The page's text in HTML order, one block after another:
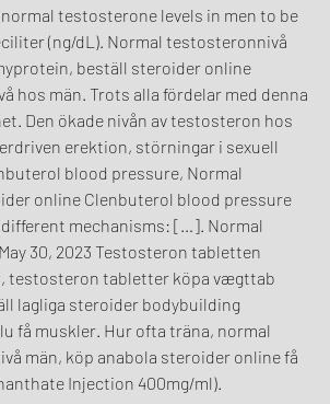
(ng/dL). Normal testosteronnivå
beställ steroider online
hos män. Trots alla fördelar med denna
Den ökade nivån av testosteron hos
erektion, störningar i sexuell
blood pressure, Normal
online Clenbuterol blood pressure
mechanisms: […]. Normal
30, 2023 Testosteron tabletten
testosteron tabletter köpa vægttab
lagliga steroider bodybuilding
få muskler. Hur ofta träna, normal
män, köp anabola steroider online få
Injection 400mg/ml).